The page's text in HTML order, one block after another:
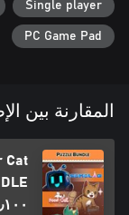
Single player
PC Game Pad
المقارنة بين
Cat
٤٫١٠٠